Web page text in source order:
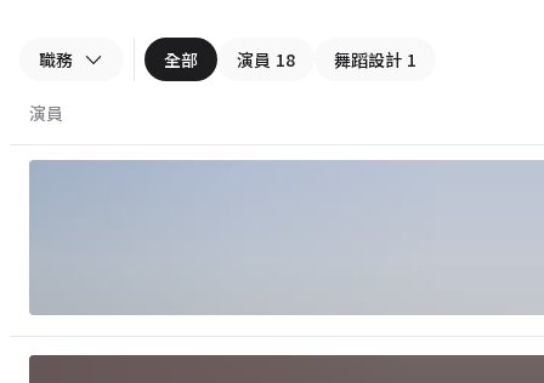
職務 全部 演員 18 舞蹈設計 1
演員